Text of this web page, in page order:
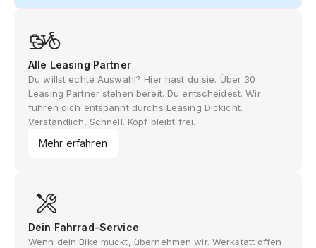
Alle Leasing Partner
Du willst echte Auswahl? Hier hast du sie. Über 30
Leasing Partner stehen bereit. Du entscheidest. Wir
führen dich entspannt durchs Leasing Dickicht.
Verständlich. Schnell. Kopf bleibt frei.
Mehr erfahren
Dein Fahrrad-Service
Wenn dein Bike muckt, übernehmen wir. Werkstatt offen